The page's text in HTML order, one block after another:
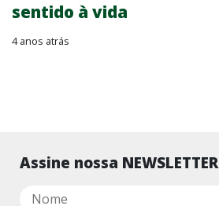
sentido à vida
4 anos atrás
Assine nossa NEWSLETTER